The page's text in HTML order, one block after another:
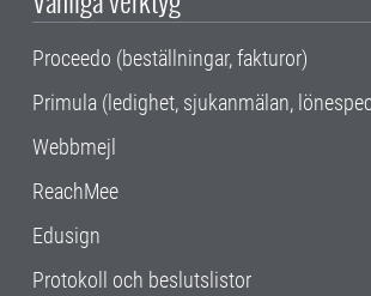
Proceedo (beställningar, fakturor)
Primula (ledighet, sjukanmälan,
Webbmejl
ReachMee
Edusign
Protokoll och beslutslistor